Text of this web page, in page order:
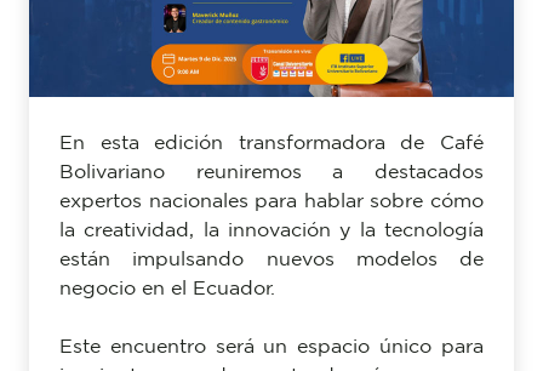
En esta edición transformadora de Café
Bolivariano reuniremos a destacados
expertos nacionales para hablar sobre cómo
la creatividad, la innovación y la tecnología
están impulsando nuevos modelos de
negocio en el Ecuador.
Este encuentro será un espacio único para